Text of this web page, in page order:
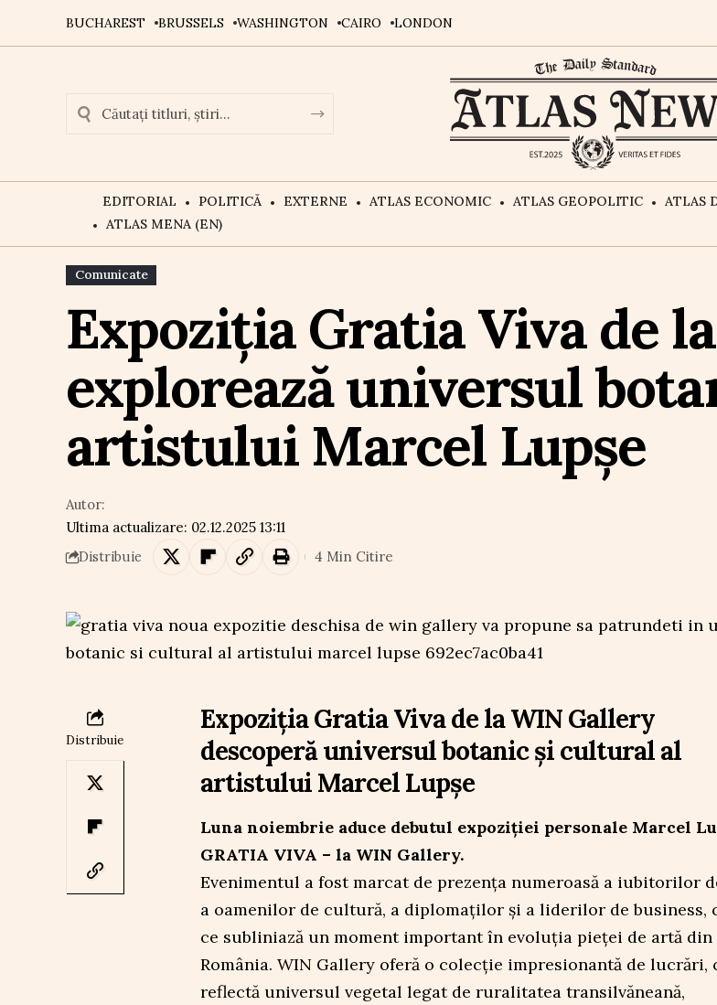
BUCHAREST BRUSSELS WASHINGTON CAIRO LONDON
EDITORIAL POLITICĂ EXTERNE ATLAS ECONOMIC ATLAS GEOPOLITIC ATLAS
ATLAS MENA (EN)
Comunicate
Expoziția Gratia Viva de
explorează universul
artistului Marcel Lupșe
Ultima actualizare: 02.12.2025 13:11
Autor:
Distribuie 4 Min Citire
Distribuie
Expoziția Gratia Viva de la WIN Gallery
descoperă universul botanic și cultural al
artistului Marcel Lupșe
Luna noiembrie aduce debutul expoziției personale Marcel
GRATIA VIVA – la WIN Gallery.
Evenimentul a fost marcat de prezența numeroasă a iubitorilor
a oamenilor de cultură, a diplomaților și a liderilor de business,
ce subliniază un moment important în evoluția pieței de artă din
România. WIN Gallery oferă o colecție impresionantă de lucrări,
reflectă universul vegetal legat de ruralitatea transilvăneană,